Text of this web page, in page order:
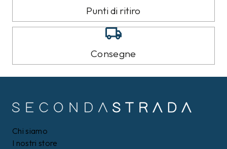
Punti di ritiro
Consegne
Chi siamo
I nostri store